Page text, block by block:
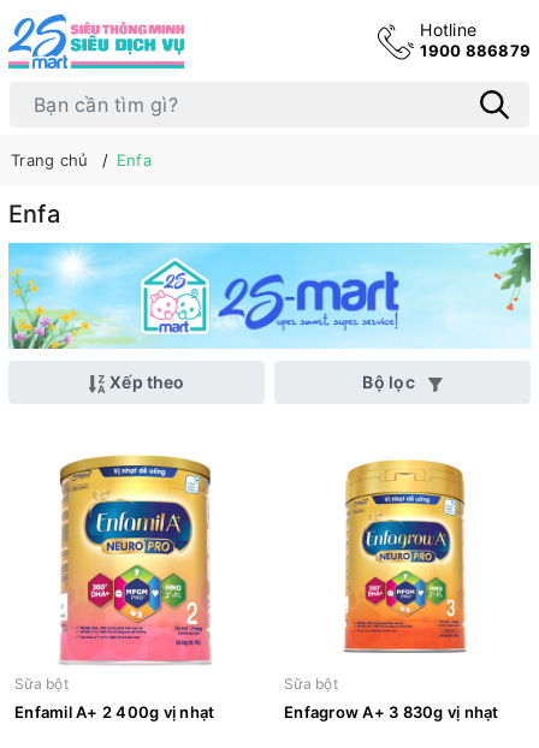
Hotline
1900 886879
Trang chủ Enfa
Enfa
Xếp theo Bộ lọc
Sữa bột
Enfamil A+ 2 400g vị nhạt
Sữa bột
Enfagrow A+ 3 830g vị nhạt